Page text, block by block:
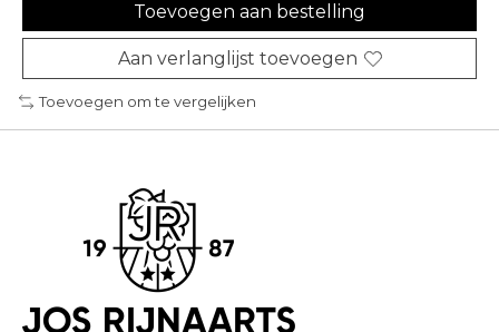
Toevoegen aan bestelling
Aan verlanglijst toevoegen
Toevoegen om te vergelijken